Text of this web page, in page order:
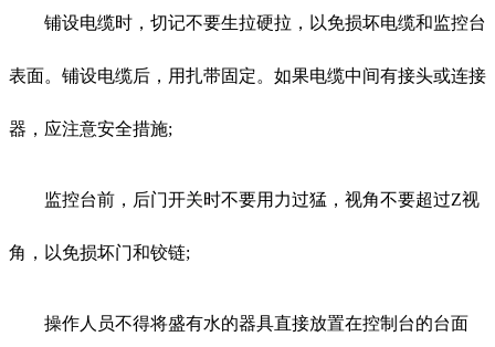
铺设电缆时，切记不要生拉硬拉，以免损坏电缆和监控台
表面。铺设电缆后，用扎带固定。如果电缆中间有接头或连接
器，应注意安全措施;
监控台前，后门开关时不要用力过猛，视角不要超过Z视
角，以免损坏门和铰链;
操作人员不得将盛有水的器具直接放置在控制台的台面